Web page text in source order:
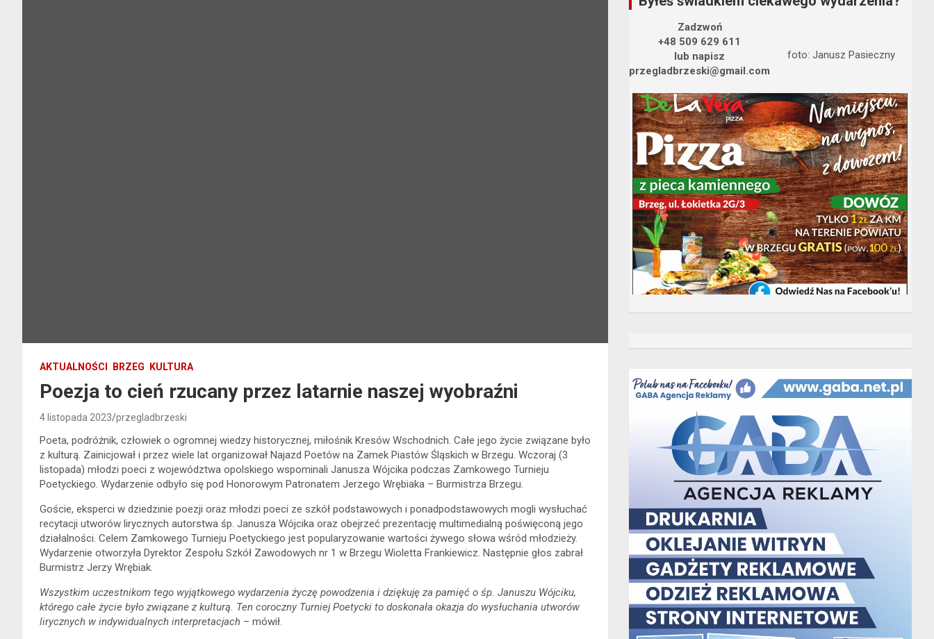
AKTUALNOŚCI BRZEG KULTURA
Poezja to cień rzucany przez latarnie naszej wyobraźni
4 listopada 2023 przegladbrzeski
Poeta, podróżnik, człowiek o ogromnej wiedzy historycznej, miłośnik Kresów Wschodnich. Całe jego życie związane było
z kulturą. Zainicjował i przez wiele lat organizował Najazd Poetów na Zamek Piastów Śląskich w Brzegu. Wczoraj (3
listopada) młodzi poeci z województwa opolskiego wspominali Janusza Wójcika podczas Zamkowego Turnieju
Poetyckiego. Wydarzenie odbyło się pod Honorowym Patronatem Jerzego Wrębiaka – Burmistrza Brzegu.
Goście, eksperci w dziedzinie poezji oraz młodzi poeci ze szkół podstawowych i ponadpodstawowych mogli wysłuchać
recytacji utworów lirycznych autorstwa śp. Janusza Wójcika oraz obejrzeć prezentację multimedialną poświęconą jego
działalności. Celem Zamkowego Turnieju Poetyckiego jest popularyzowanie wartości żywego słowa wśród młodzieży.
Wydarzenie otworzyła Dyrektor Zespołu Szkół Zawodowych nr 1 w Brzegu Wioletta Frankiewicz. Następnie głos zabrał
Burmistrz Jerzy Wrębiak.
Wszystkim uczestnikom tego wyjątkowego wydarzenia życzę powodzenia i dziękuję za pamięć o śp. Januszu Wójciku,
którego całe życie było związane z kulturą. Ten coroczny Turniej Poetycki to doskonała okazja do wysłuchania utworów
lirycznych w indywidualnych interpretacjach – mówił.
Zadzwoń
+48 509 629 611
lub napisz
przegladbrzeski@gmail.com
foto: Janusz Pasieczny